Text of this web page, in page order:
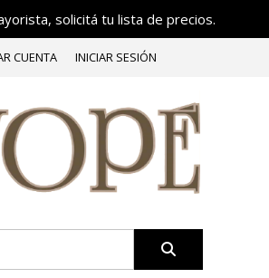
solicitá tu lista de precios.
CUENTA INICIAR SESIÓN